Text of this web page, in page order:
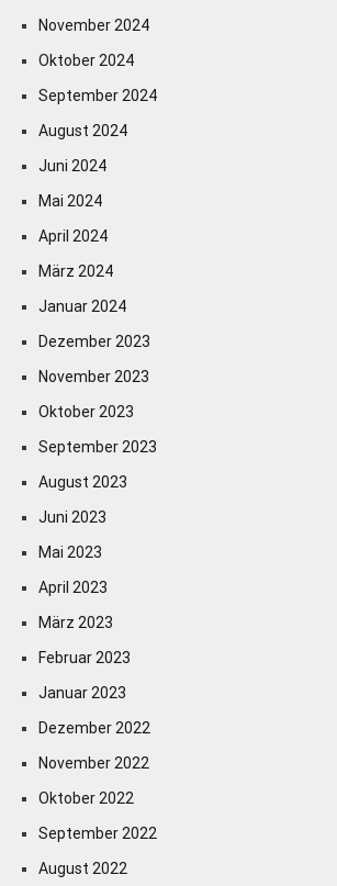
November 2024
Oktober 2024
September 2024
August 2024
Juni 2024
Mai 2024
April 2024
März 2024
Januar 2024
Dezember 2023
November 2023
Oktober 2023
September 2023
August 2023
Juni 2023
Mai 2023
April 2023
März 2023
Februar 2023
Januar 2023
Dezember 2022
November 2022
Oktober 2022
September 2022
August 2022